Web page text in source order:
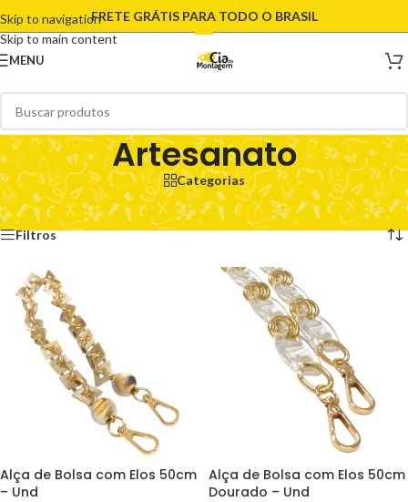
Skip to navigation
Skip to main content
FRETE GRÁTIS PARA TODO O BRASIL
MENU
Artesanato
Categorias
Início
/Artesanato Exibindo 1–12 de 2079 resultados
Filtros
Alça de Bolsa com Elos 50cm
– Und
Alça de Bolsa com Elos 50cm
Dourado – Und